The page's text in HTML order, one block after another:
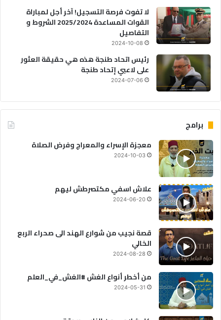
لا تفوت فرصة التسجيل! آخر أجل لمباراة
القوات المساعدة 2025/2024 الشروط و
التفاصيل
2024-10-08
رئيس اتحاد طنجة هذه هي حقيقة العثور
على لاعبي إتحاد طنجة
2024-07-06
برامج
معجزة الإسراء والمعراج وفرض الصلاة
2024-10-03
علاش اسفي مكتصرطش ليهم
2024-06-20
قصة نجيب من شوارع الهند الى صحراء الربع
الخالي
2024-08-28
من أخطر أنواع الغش #الغش_في_العلم
2024-05-31